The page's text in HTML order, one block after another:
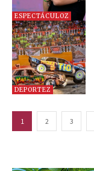
ESPECTÁCULOZ
DEPORTEZ
1 2 3